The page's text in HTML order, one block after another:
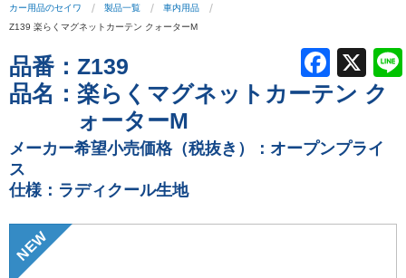
カー用品のセイワ 製品一覧
車内用品
Z139 楽らくマグネットカーテン クォーターM
F
a
e
X
品番： Z139
品名： 楽らくマグネットカーテン ク
ォーターM
メーカー希望小売価格（税抜き）：オープンプライ
ス
仕様：ラディクール生地
NEW